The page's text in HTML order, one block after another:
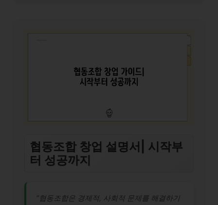
협동조합 창업 설명서| 시작부
터 성공까지
“협동조합은 경제적, 사회적 문제를 해결하기